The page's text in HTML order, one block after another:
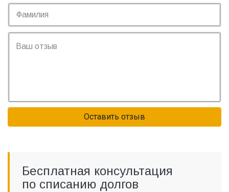
Оставить отзыв
Бесплатная консультация
по списанию долгов